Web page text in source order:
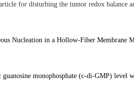
for disturbing the tumor redox balance
Nucleation in a Hollow-Fiber Membrane
monophosphate (c-di-GMP) level